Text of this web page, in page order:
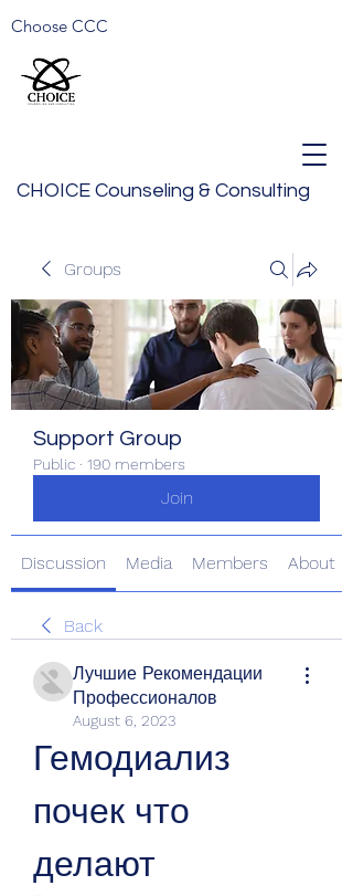
CHOICE Counseling & Consulting
Choose CCC
Groups
Support Group
Public · 190 members
Join
Discussion Media Members About
Back
Лучшие Рекомендации
Профессионалов
August 6, 2023
Гемодиализ
почек что
делают